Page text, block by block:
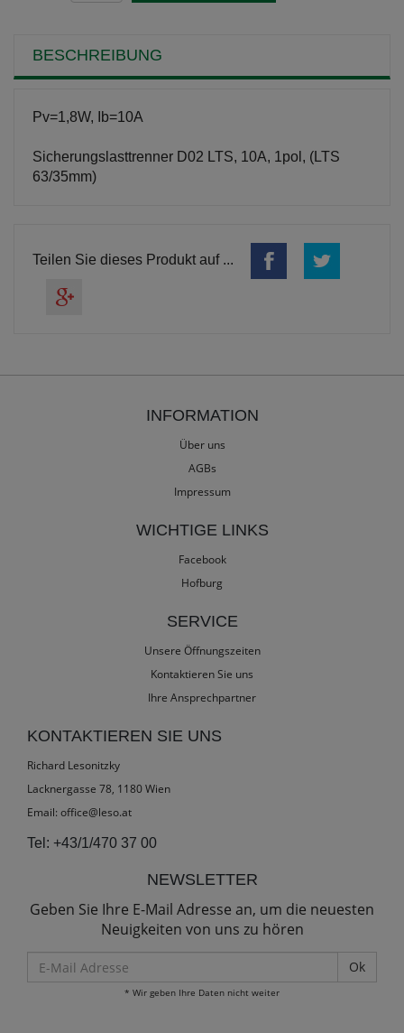
BESCHREIBUNG
Pv=1,8W, Ib=10A
Sicherungslasttrenner D02 LTS, 10A, 1pol, (LTS
63/35mm)
Teilen Sie dieses Produkt auf ...
INFORMATION
Über uns
AGBs
Impressum
WICHTIGE LINKS
Facebook
Hofburg
SERVICE
Unsere Öffnungszeiten
Kontaktieren Sie uns
Ihre Ansprechpartner
KONTAKTIEREN SIE UNS
Richard Lesonitzky
Lacknergasse 78, 1180 Wien
Email: office@leso.at
Tel: +43/1/470 37 00
NEWSLETTER
Geben Sie Ihre E-Mail Adresse an, um die neuesten
Neuigkeiten von uns zu hören
Mail
Adresse
* Wir geben Ihre Daten nicht weiter